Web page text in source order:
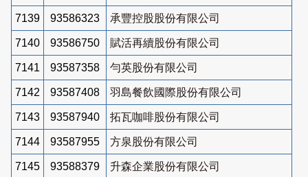
7139 93586323 承豐控股股份有限公司
7140 93586750 賦活再續股份有限公司
7141 93587358 勻英股份有限公司
7142 93587408 羽島餐飲國際股份有限公司
7143 93587940 拓瓦咖啡股份有限公司
7144 93587955 方泉股份有限公司
7145 93588379 升森企業股份有限公司